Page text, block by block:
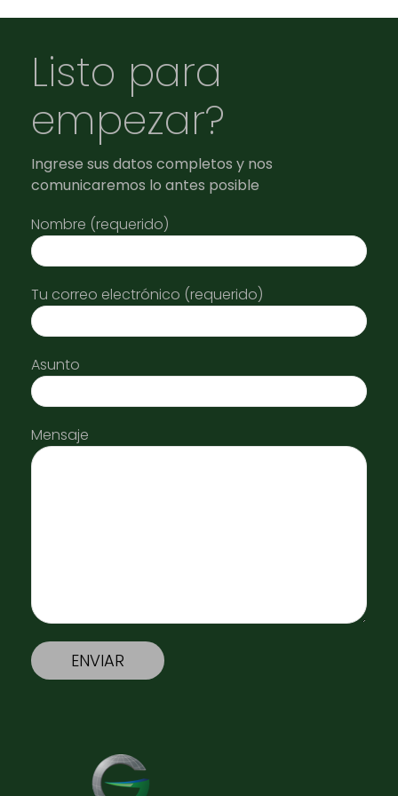
Listo para
empezar?
Ingrese sus datos completos y nos
comunicaremos lo antes posible
Nombre (requerido)
Tu correo electrónico (requerido)
Asunto
Mensaje